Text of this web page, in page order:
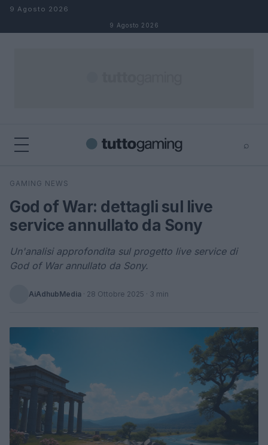
Salta al contenuto
9 Agosto 2026
9 Agosto 2026
⌕
Cerca
GAMING NEWS
God of War: dettagli sul live
service annullato da Sony
Un'analisi approfondita sul progetto live service di
God of War annullato da Sony.
AiAdhubMedia · 28 Ottobre 2025 · 3 min